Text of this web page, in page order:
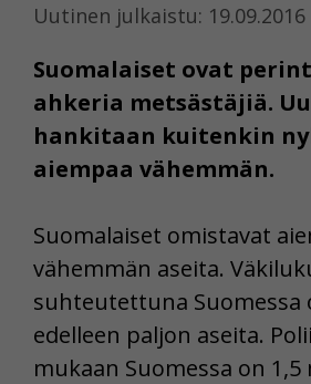
Uutinen julkaistu: 19.09.2016
Suomalaiset ovat
ahkeria metsästäjiä.
hankitaan kuitenkin
aiempaa vähemmän.
Suomalaiset omistavat
vähemmän aseita.
suhteutettuna Suomessa
edelleen paljon aseita.
mukaan Suomessa on 1,5